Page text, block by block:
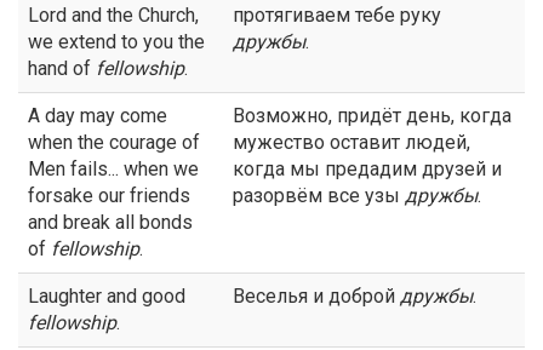
Lord and the Church,
we extend to you the
hand of fellowship.
протягиваем тебе руку
дружбы.
A day may come
when the courage of
Men fails... when we
forsake our friends
and break all bonds
of fellowship.
Возможно, придёт день, когда
мужество оставит людей,
когда мы предадим друзей и
разорвём все узы дружбы.
Laughter and good
fellowship.
Веселья и доброй дружбы.